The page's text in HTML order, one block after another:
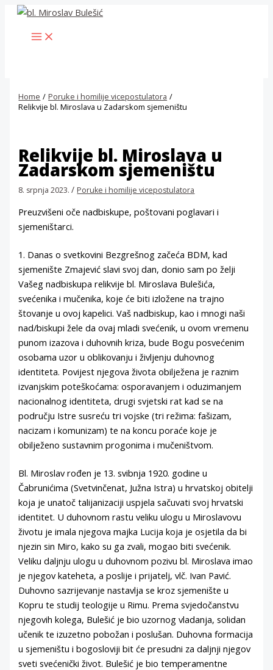
Skip
content
MAIN
MENU
Home
Poruke i homilije vicepostulatora
Relikvije bl. Miroslava u Zadarskom sjemeništu
Relikvije bl. Miroslava u
Zadarskom sjemeništu
8. srpnja 2023./ Poruke i homilije vicepostulatora
Preuzvišeni oče nadbiskupe, poštovani poglavari i
sjemeništarci.
1. Danas o svetkovini Bezgrešnog začeća BDM, kad
sjemenište Zmajević slavi svoj dan, donio sam po želji
Vašeg nadbiskupa relikvije bl. Miroslava Bulešića,
svećenika i mučenika, koje će biti izložene na trajno
štovanje u ovoj kapelici. Vaš nadbiskup, kao i mnogi naši
nad/biskupi žele da ovaj mladi svećenik, u ovom vremenu
punom izazova i duhovnih kriza, bude Bogu posvećenim
osobama uzor u oblikovanju i življenju duhovnog
identiteta. Povijest njegova života obilježena je raznim
izvanjskim poteškoćama: osporavanjem i oduzimanjem
nacionalnog identiteta, drugi svjetski rat kad se na
području Istre susreću tri vojske (tri režima: fašizam,
nacizam i komunizam) te na koncu poraće koje je
obilježeno sustavnim progonima i mučeništvom.
Bl. Miroslav rođen je 13. svibnja 1920. godine u
Čabrunićima (Svetvinčenat, Južna Istra) u hrvatskoj obitelji
koja je unatoč talijanizaciji uspjela sačuvati svoj hrvatski
identitet. U duhovnom rastu veliku ulogu u Miroslavovu
životu je imala njegova majka Lucija koja je osjetila da bi
njezin sin Miro, kako su ga zvali, mogao biti svećenik.
Veliku daljnju ulogu u duhovnom pozivu bl. Miroslava imao
je njegov kateheta, a poslije i prijatelj, vlč. Ivan Pavić.
Duhovno sazrijevanje nastavlja se kroz sjemenište u
Kopru te studij teologije u Rimu. Prema svjedočanstvu
njegovih kolega, Bulešić je bio uzornog vladanja, solidan
učenik te izuzetno pobožan i poslušan. Duhovna formacija
u sjemeništu i bogosloviji bit će presudni za daljnji njegov
sveti svećenički život. Bulešić je bio temperamentne